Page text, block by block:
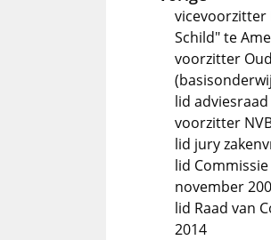
vicevoorzitter
Schild" te
voorzitter
lid
voorzitter
lid jury
lid
november
lid Raad van
2014